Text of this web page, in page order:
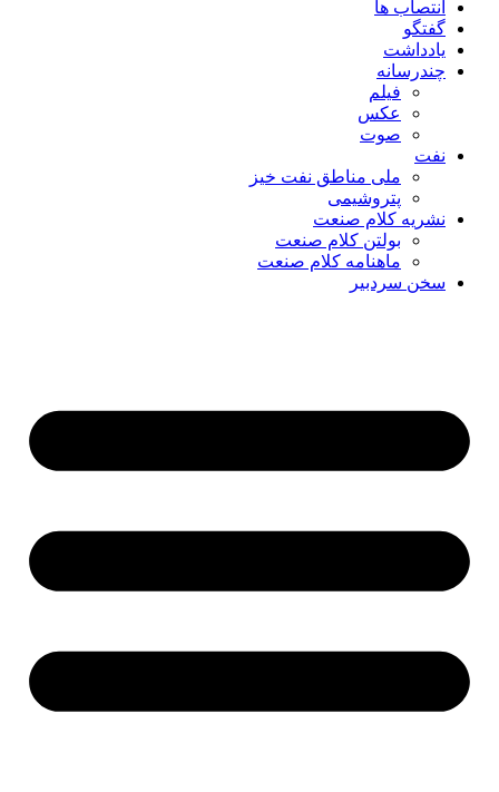
انتصاب ها
گفتگو
یادداشت
چندرسانه
فیلم
عکس
صوت
نفت
ملی مناطق نفت خیز
پتروشیمی
نشریه کلام صنعت
بولتن کلام صنعت
ماهنامه کلام صنعت
سخن سردبیر